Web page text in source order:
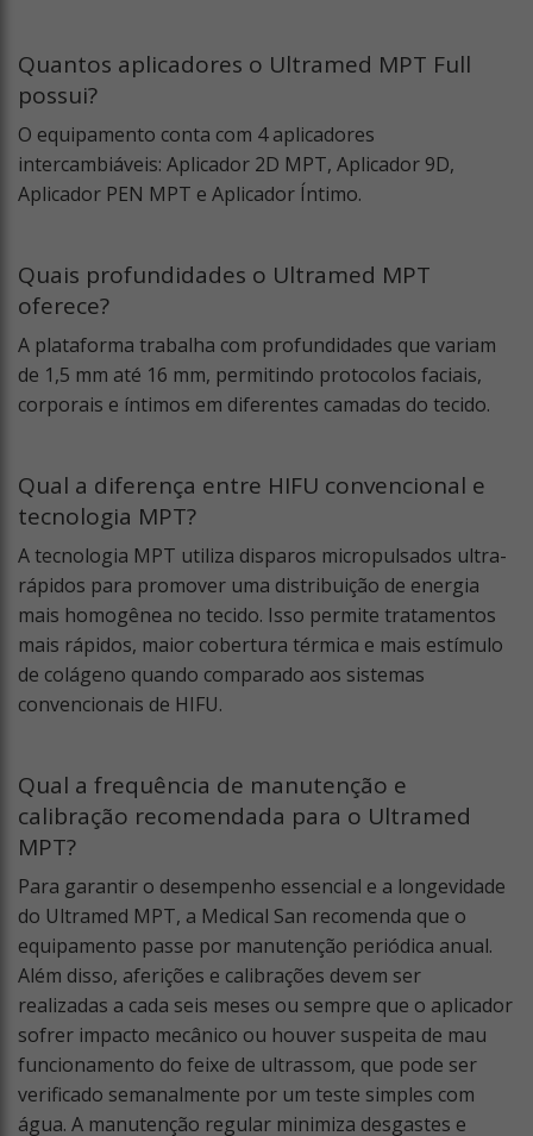
Quantos aplicadores o Ultramed MPT Full
possui?
O equipamento conta com 4 aplicadores
intercambiáveis: Aplicador 2D MPT, Aplicador 9D,
Aplicador PEN MPT e Aplicador Íntimo.
Quais profundidades o Ultramed MPT
oferece?
A plataforma trabalha com profundidades que variam
de 1,5 mm até 16 mm, permitindo protocolos faciais,
corporais e íntimos em diferentes camadas do tecido.
Qual a diferença entre HIFU convencional e
tecnologia MPT?
A tecnologia MPT utiliza disparos micropulsados ultra-
rápidos para promover uma distribuição de energia
mais homogênea no tecido. Isso permite tratamentos
mais rápidos, maior cobertura térmica e mais estímulo
de colágeno quando comparado aos sistemas
convencionais de HIFU.
Qual a frequência de manutenção e
calibração recomendada para o Ultramed
MPT?
Para garantir o desempenho essencial e a longevidade
do Ultramed MPT, a Medical San recomenda que o
equipamento passe por manutenção periódica anual.
Além disso, aferições e calibrações devem ser
realizadas a cada seis meses ou sempre que o aplicador
sofrer impacto mecânico ou houver suspeita de mau
funcionamento do feixe de ultrassom, que pode ser
verificado semanalmente por um teste simples com
água. A manutenção regular minimiza desgastes e